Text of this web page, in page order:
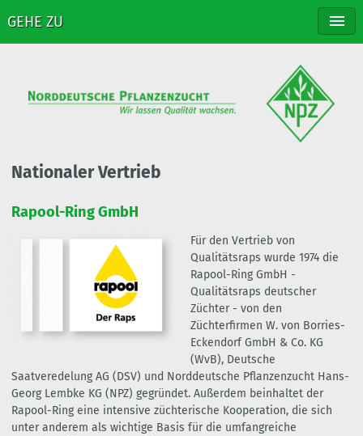
GEHE ZU
SORTEN VERTRIEB
KONTAKT
Nationaler Vertrieb
Rapool-Ring GmbH
Für den Vertrieb von
Qualitätsraps wurde 1974 die
Rapool-Ring GmbH -
Qualitätsraps deutscher
Züchter - von den
Züchterfirmen W. von Borries-
Eckendorf GmbH & Co. KG
(WvB), Deutsche
Saatveredelung AG (DSV) und Norddeutsche Pflanzenzucht Hans-
Georg Lembke KG (NPZ) gegründet. Außerdem beinhaltet der
Rapool-Ring eine intensive züchterische Kooperation, die sich
unter anderem als wichtige Basis für die umfangreiche